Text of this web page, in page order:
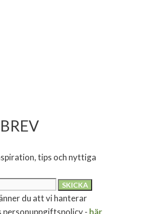
tips och nyttiga
du att vi hanterar
- här